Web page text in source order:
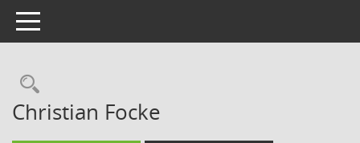
Toggle navigation
Rechercheauswahl
Christian Focke